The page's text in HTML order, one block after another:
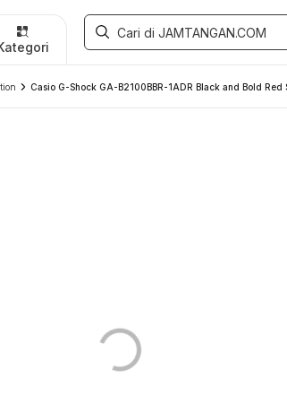
Casio G-Shock GA-B2100BBR-1ADR Black and Bold